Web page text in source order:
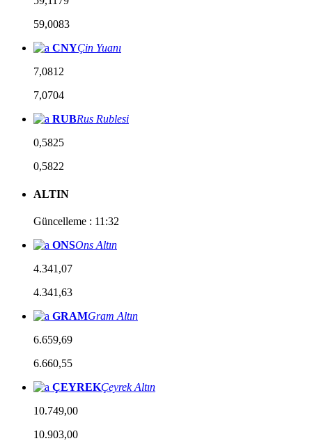
59,0083
CNYÇin Yuanı
7,0812
7,0704
RUBRus Rublesi
0,5825
0,5822
ALTIN
Güncelleme : 11:32
ONSOns Altın
4.341,07
4.341,63
GRAMGram Altın
6.659,69
6.660,55
ÇEYREKÇeyrek Altın
10.749,00
10.903,00